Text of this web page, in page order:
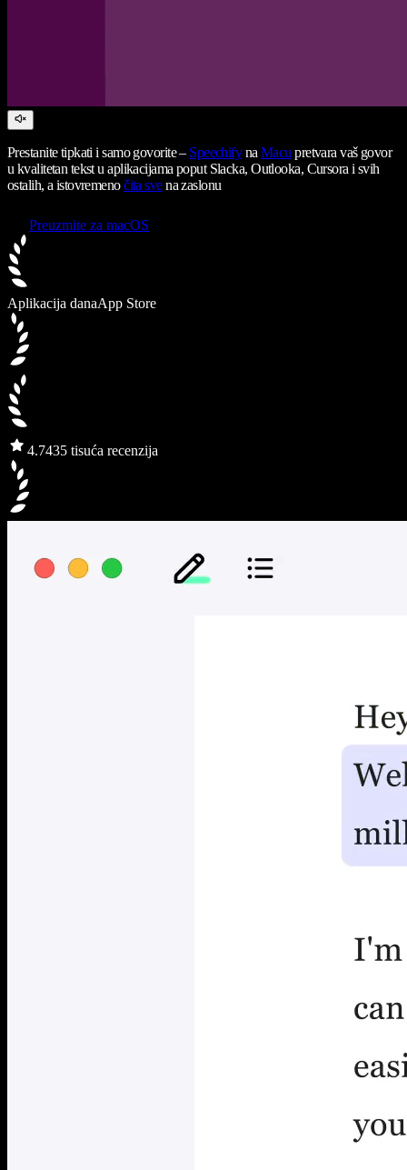
Prestanite tipkati i samo govorite – SpeechifynaMacu pretvara vaš govor
u kvalitetan tekst u aplikacijama poput Slacka, Outlooka, Cursora i svih
ostalih, a istovremenočita svena zaslonu
Preuzmite za macOS
Aplikacija danaApp Store
4.7435 tisuća recenzija